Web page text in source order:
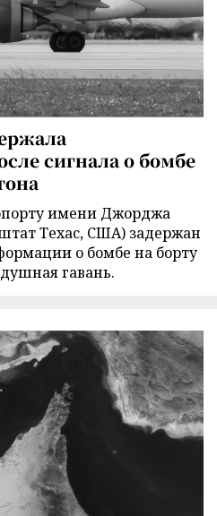
сигнала о бомбе
имени Джорджа
Техас, США) задержан
о бомбе на борту
гавань.